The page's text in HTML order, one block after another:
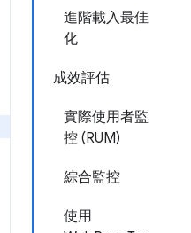
進階載入最佳
化
成效評估
實際使用者監
控 (RUM)
綜合監控
使用